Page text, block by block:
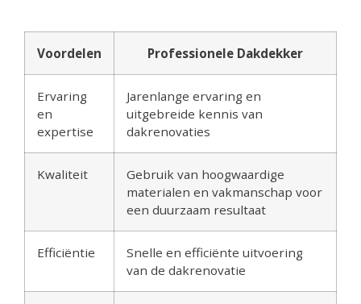
Voordelen Professionele Dakdekker
Ervaring
en
expertise
Jarenlange ervaring en
uitgebreide kennis van
dakrenovaties
Kwaliteit
Gebruik van hoogwaardige
materialen en vakmanschap voor
een duurzaam resultaat
Efficiëntie
Snelle en efficiënte uitvoering
van de dakrenovatie